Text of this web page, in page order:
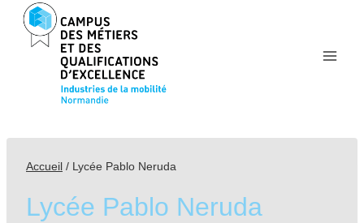
Aller
Accueil / Lycée Pablo Neruda
Lycée Pablo Neruda